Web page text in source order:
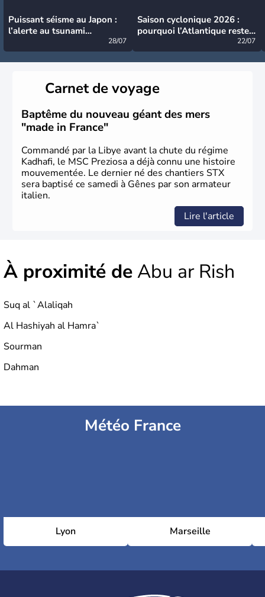
Puissant séisme au Japon :
l’alerte au tsunami
28/07
Saison cyclonique 2026 :
pourquoi l’Atlantique reste
22/07
Carnet de voyage
Baptême du nouveau géant des mers
"made in France"
Commandé par la Libye avant la chute du régime
Kadhafi, le MSC Preziosa a déjà connu une histoire
mouvementée. Le dernier né des chantiers STX
sera baptisé ce samedi à Gênes par son armateur
italien.
Lire l'article
À proximité deAbu ar Rish
Suq al `Alaliqah
Al Hashiyah al Hamra`
Sourman
Dahman
Météo France
Lyon Marseille